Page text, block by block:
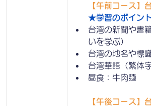
【午前コース】 台
★学習のポイント：
台湾の新聞や書籍
いを学ぶ）
台湾の地名や標識の
台湾華語（繁体字
昼食：牛肉麺
【午後コース】 台